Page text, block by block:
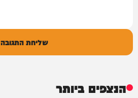
שליחת התגובה
הנצפים ביותר